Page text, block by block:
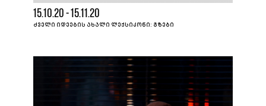
15.10.20 - 15.11.20
ᲫᲕᲔᲚᲘ ᲘᲓᲔᲔᲑᲘᲡ ᲐᲮᲐᲚᲘ ᲚᲔᲥᲡᲘᲙᲝᲜᲘ: ᲒᲖᲔᲑᲘ